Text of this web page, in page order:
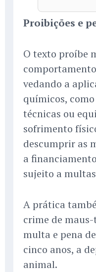
Proibições e
O texto proíbe
vedando a
químicos,
técnicas ou
sofrimento
descumprir as
a
sujeito a
A prática
crime de
multa e pena
cinco anos, a
animal.